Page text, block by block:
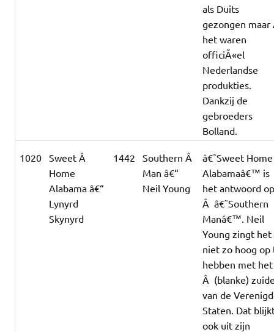
als Duits
gezongen
het waren
officiÃ«el
Nederlandse
produkties.
Dankzij de
gebroeders
Bolland.
1020
Sweet Â
Home
Alabama â€“
Lynyrd
Skynyrd
1442
Southern Â
Man â€“
Neil Young
â€˜Sweet Home
Alabamaâ€™ is
het antwoord
Â â€˜Southern
Manâ€™. Neil
Young zingt het
niet zo hoog op
hebben met het
Â (blanke)
van de
Staten. Dat
ook uit zijn